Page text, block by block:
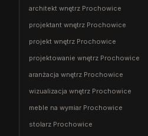
architekt wnętrz Prochowice
projektant wnętrz Prochowice
projekt wnętrz Prochowice
projektowanie wnętrz Prochowice
aranżacja wnętrz Prochowice
wizualizacja wnętrz Prochowice
meble na wymiar Prochowice
stolarz Prochowice